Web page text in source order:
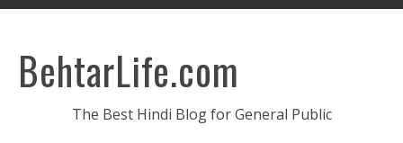
BehtarLife.com
The Best Hindi Blog for General Public